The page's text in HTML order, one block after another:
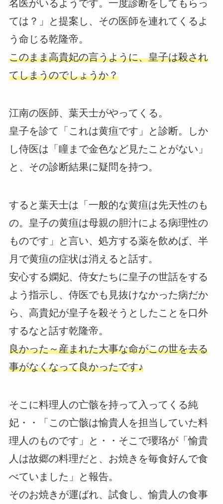
名医がいるようです。一度診断をしてもらっ
ては？」と提案し、その医師を連れてくるよ
う命じる乾隆帝。
このまま高貴妃の言うように、皇子は殺され
てしまうのでしょうか？
江南の医師、葉天士がやってくる。
皇子を診て「これは黄疸です」と診断。しか
し侍医は「瞳まで金色など見たことがない」
と、その診断結果に疑問を持つ。
すると葉天士は「一般的な黄疸は先天性のも
の。皇子の黄疸は母親の胆汁による病理性の
ものです」と言い、処方する薬を飲めば、半
月で黄疸の症状は消えると話す。
安心する嫻妃、侍女たちに皇子の世話をする
よう指示し、侍医でも見抜けなかった病だか
ら、高貴妃が皇子を殺そうとしたことを口外
するなと話す乾隆帝。
良かった～産まれた大事な命がこの世を去る
事がなくなって良かったです♪
そこに料理人の亡骸を持って入ってくる純
妃・・「この亡骸は愉貴人を担当していた料
理人のものです」と・・そこで瓔珞が「愉貴
人は故郷の料理だと、お焼きを毎食好んで食
べていました」と報告。
そのお焼きが運ばれ、試食し、愉貴人の食事